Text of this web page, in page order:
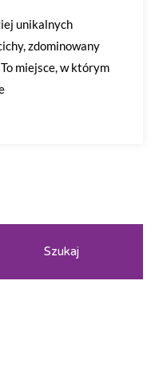
unikalnych
zdominowany
miejsce, w którym
Szukaj